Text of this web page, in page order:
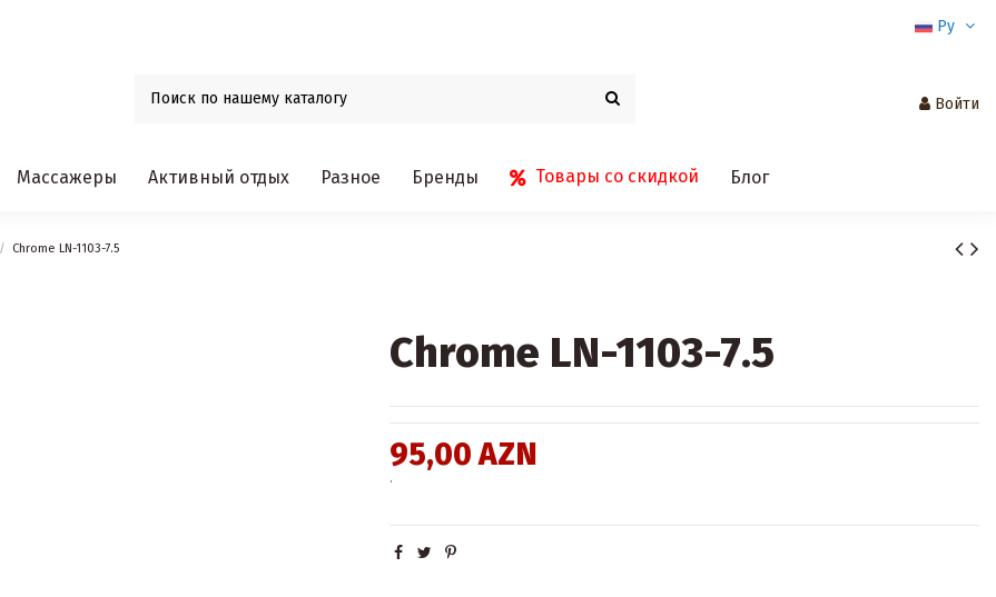
Ру
Войти
Массажеры Активный отдых Разное Бренды Товары со скидкой Блог
Chrome LN-1103-7.5
Chrome LN-1103-7.5
95,00 AZN
.